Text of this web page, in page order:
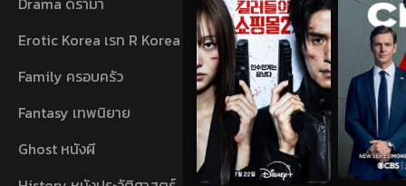
Erotic Korea เรท R Korea
Family ครอบครัว
Fantasy เทพนิยาย
Ghost หนังผี